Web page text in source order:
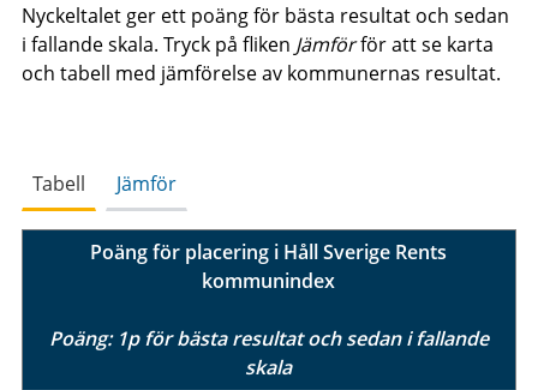
Nyckeltalet ger ett poäng för bästa resultat och sedan
i fallande skala. Tryck på fliken Jämförför att se karta
och tabell med jämförelse av kommunernas resultat.
Tabell Jämför
Poäng för placering i Håll Sverige Rents
kommunindex
Poäng: 1p för bästa resultat och sedan i fallande
skala